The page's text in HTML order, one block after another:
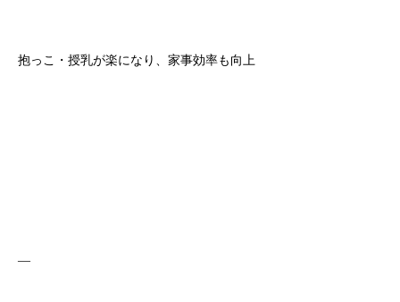
抱っこ・授乳が楽になり、家事効率も向上
—